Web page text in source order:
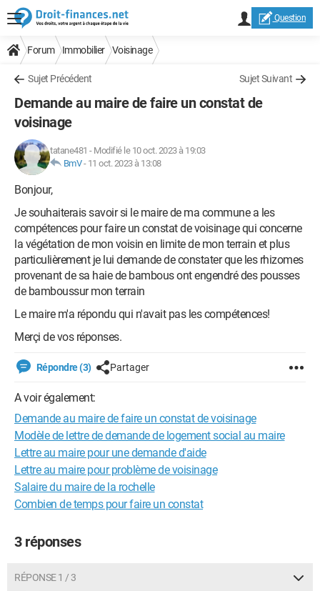
Question
Forum Immobilier Voisinage
Sujet Précédent Sujet Suivant
Demande au maire de faire un constat de
voisinage
tatane481 - Modifié le 10 oct. 2023 à 19:03
BmV- 11 oct. 2023 à 13:08
Bonjour,
Je souhaiterais savoir si le maire de ma commune a les
compétences pour faire un constat de voisinage qui concerne
la végétation de mon voisin en limite de mon terrain et plus
particulièrement je lui demande de constater que les rhizomes
provenant de sa haie de bambous ont engendré des pousses
de bamboussur mon terrain
Le maire m'a répondu qui n'avait pas les compétences!
Merçi de vos réponses.
Répondre (3) Partager
A voir également:
Demande au maire de faire un constat de voisinage
Modèle de lettre de demande de logement social au maire
Lettre au maire pour une demande d'aide
Lettre au maire pour problème de voisinage
Salaire du maire de la rochelle
Combien de temps pour faire un constat
3 réponses
RÉPONSE 1 / 3